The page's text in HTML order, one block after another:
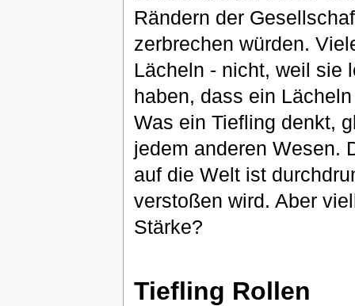
Rändern der
zerbrechen würden.
Lächeln - nicht, weil sie
haben, dass ein
Was ein Tiefling denkt,
jedem anderen Wesen.
auf die Welt ist
verstoßen wird. Aber
Stärke?
Tiefling Rollen